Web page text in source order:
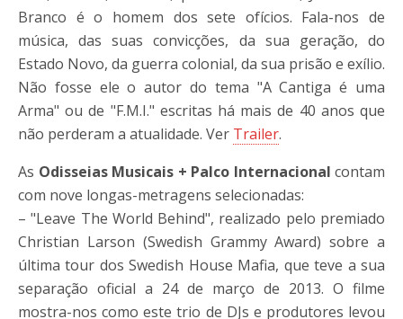
Branco é o homem dos sete ofícios. Fala-nos de
música, das suas convicções, da sua geração, do
Estado Novo, da guerra colonial, da sua prisão e exílio.
Não fosse ele o autor do tema "A Cantiga é uma
Arma" ou de "F.M.I." escritas há mais de 40 anos que
não perderam a atualidade. Ver Trailer.
As Odisseias Musicais + Palco Internacional contam
com nove longas-metragens selecionadas:
– "Leave The World Behind", realizado pelo premiado
Christian Larson (Swedish Grammy Award) sobre a
última tour dos Swedish House Mafia, que teve a sua
separação oficial a 24 de março de 2013. O filme
mostra-nos como este trio de DJs e produtores levou